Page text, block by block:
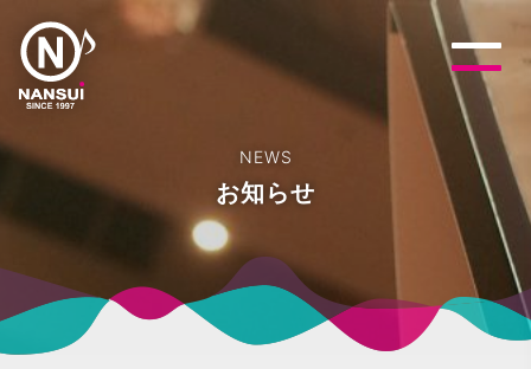
NEWS
お知らせ